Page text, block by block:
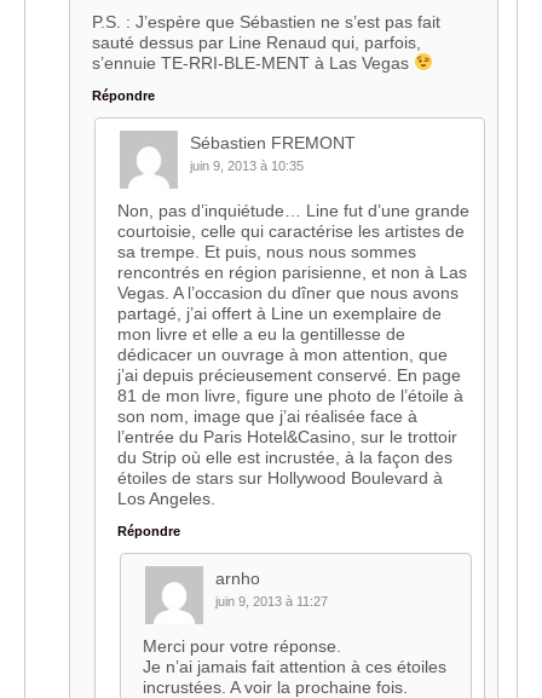
P.S. : J’espère que Sébastien ne s’est pas fait
sauté dessus par Line Renaud qui, parfois,
s’ennuie TE-RRI-BLE-MENT à Las Vegas
Répondre
Sébastien FREMONT
juin 9, 2013 à 10:35
Non, pas d’inquiétude… Line fut d’une grande
courtoisie, celle qui caractérise les artistes de
sa trempe. Et puis, nous nous sommes
rencontrés en région parisienne, et non à Las
Vegas. A l’occasion du dîner que nous avons
partagé, j’ai offert à Line un exemplaire de
mon livre et elle a eu la gentillesse de
dédicacer un ouvrage à mon attention, que
j’ai depuis précieusement conservé. En page
81 de mon livre, figure une photo de l’étoile à
son nom, image que j’ai réalisée face à
l’entrée du Paris Hotel&Casino, sur le trottoir
du Strip où elle est incrustée, à la façon des
étoiles de stars sur Hollywood Boulevard à
Los Angeles.
Répondre
arnho
juin 9, 2013 à 11:27
Merci pour votre réponse.
Je n’ai jamais fait attention à ces étoiles
incrustées. A voir la prochaine fois.